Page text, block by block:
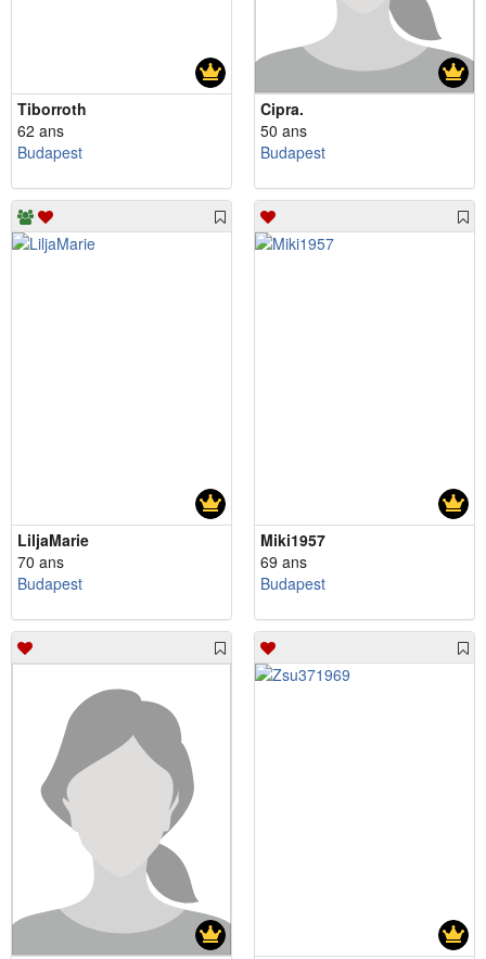
Tiborroth
62 ans
Budapest
Cipra.
50 ans
Budapest
LiljaMarie
70 ans
Budapest
Miki1957
69 ans
Budapest